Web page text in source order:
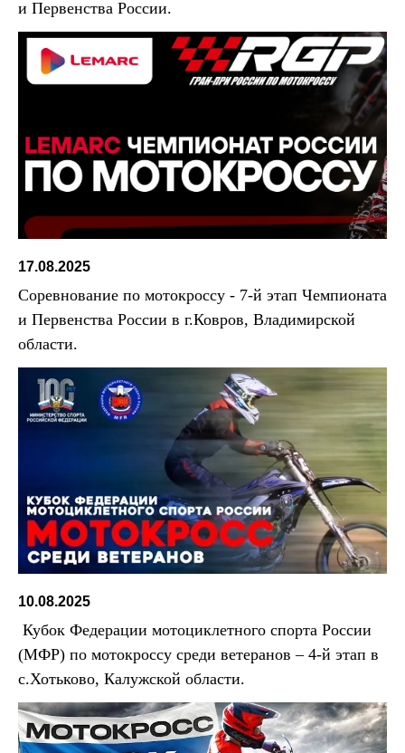
и Первенства России.
17.08.2025
Соревнование по мотокроссу - 7-й этап Чемпионата
и Первенства России в г.Ковров, Владимирской
области.
10.08.2025
Кубок Федерации мотоциклетного спорта России
(МФР) по мотокроссу среди ветеранов – 4-й этап в
с.Хотьково, Калужской области.